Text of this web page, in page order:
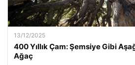
13/12/2025
400 Yıllık Çam: Şemsiye Gibi
Ağaç